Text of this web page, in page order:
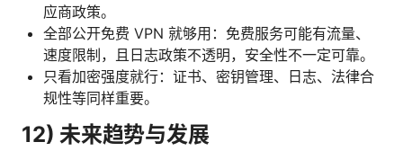
应商政策。
全部公开免费 VPN 就够用：免费服务可能有流量、
速度限制，且日志政策不透明，安全性不一定可靠。
只看加密强度就行：证书、密钥管理、日志、法律合
规性等同样重要。
12) 未来趋势与发展